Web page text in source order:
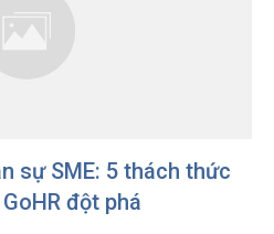
sự SME: 5 thách thức
đột phá